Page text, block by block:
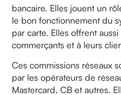
bancaire. Elles jouent un
le bon fonctionnement du
par carte. Elles offrent
commerçants et à leurs
Ces commissions réseaux
par les opérateurs de
Mastercard, CB et autres.